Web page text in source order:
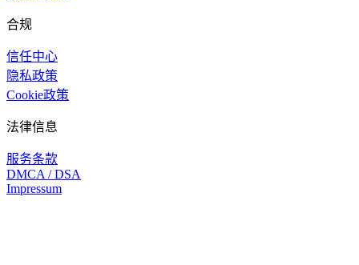
合规
信任中心
隐私政策
Cookie政策
法律信息
服务条款
DMCA / DSA
Impressum